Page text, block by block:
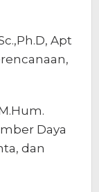
Apt
Daya
dan